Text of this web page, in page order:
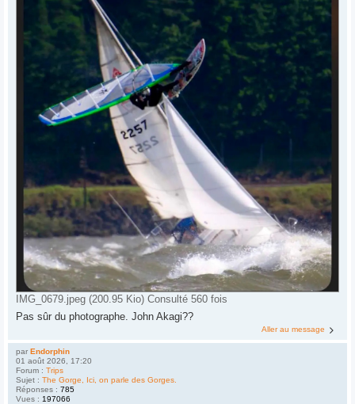
IMG_0679.jpeg (200.95 Kio) Consulté 560 fois
Pas sûr du photographe. John Akagi??
Aller au message
par Endorphin
01 août 2026, 17:20
Forum : Trips
Sujet : The Gorge, Ici, on parle des Gorges.
Réponses : 785
Vues : 197066